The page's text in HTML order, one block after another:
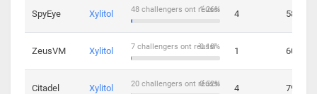
SpyEye Xylitol 1.26%
48 challengers ont réussi 4 58
ZeusVM Xylitol 0.18%
7 challengers ont réussi 1 60
Citadel Xylitol 0.52%
20 challengers ont réussi 4 79